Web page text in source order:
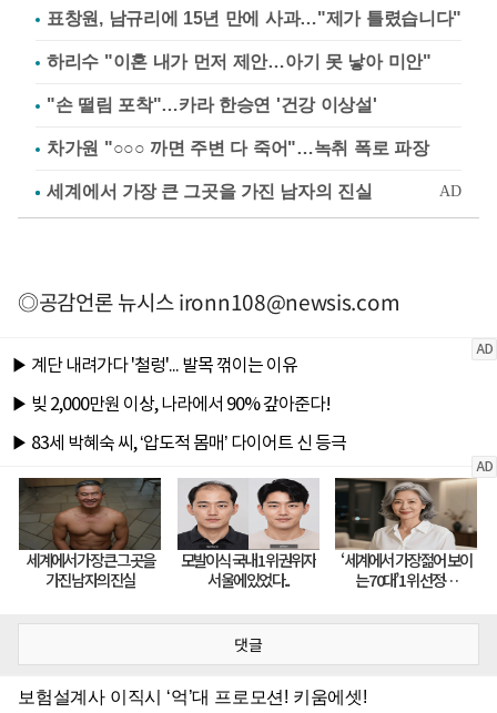
표창원, 남규리에 15년 만에 사과…"제가 틀렸습니다"
하리수 "이혼 내가 먼저 제안…아기 못 낳아 미안"
"손 떨림 포착"…카라 한승연 '건강 이상설'
차가원 "○○○ 까면 주변 다 죽어"…녹취 폭로 파장
◎공감언론 뉴시스ironn108@newsis.com
댓글